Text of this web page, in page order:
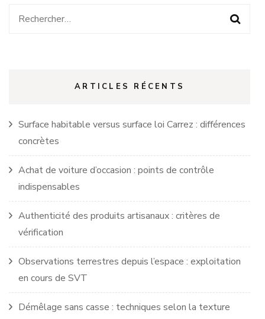
Rechercher :
ARTICLES RÉCENTS
Surface habitable versus surface loi Carrez : différences
concrètes
Achat de voiture d’occasion : points de contrôle
indispensables
Authenticité des produits artisanaux : critères de
vérification
Observations terrestres depuis l’espace : exploitation
en cours de SVT
Démêlage sans casse : techniques selon la texture